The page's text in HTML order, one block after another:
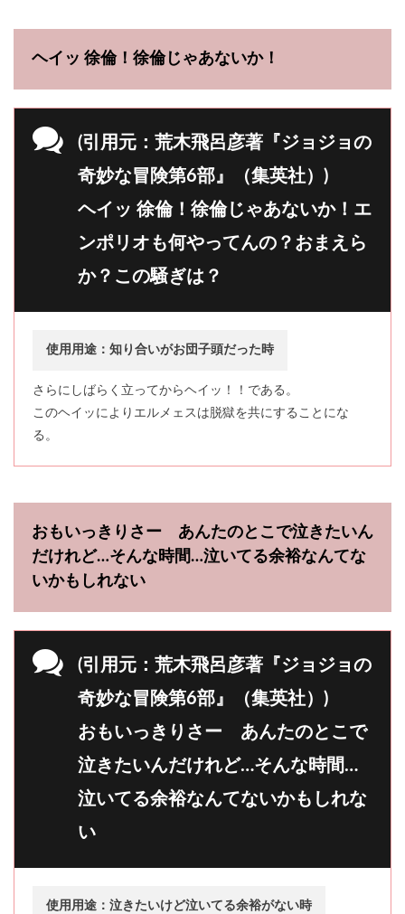
ヘイッ 徐倫！徐倫じゃあないか！
(引用元：荒木飛呂彦著『ジョジョの
奇妙な冒険第6部』（集英社）)
ヘイッ 徐倫！徐倫じゃあないか！エ
ンポリオも何やってんの？おまえら
か？この騒ぎは？
使用用途：知り合いがお団子頭だった時
さらにしばらく立ってからヘイッ！！である。
このヘイッによりエルメェスは脱獄を共にすることにな
る。
おもいっきりさー あんたのとこで泣きたいん
だけれど…そんな時間…泣いてる余裕なんてな
いかもしれない
(引用元：荒木飛呂彦著『ジョジョの
奇妙な冒険第6部』（集英社）)
おもいっきりさー あんたのとこで
泣きたいんだけれど…そんな時間…
泣いてる余裕なんてないかもしれな
い
使用用途：泣きたいけど泣いてる余裕がない時